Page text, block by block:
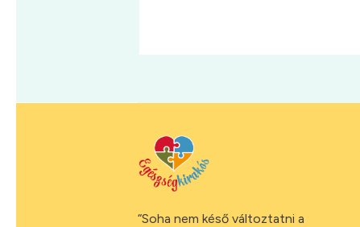
“Soha nem késő változtatni a